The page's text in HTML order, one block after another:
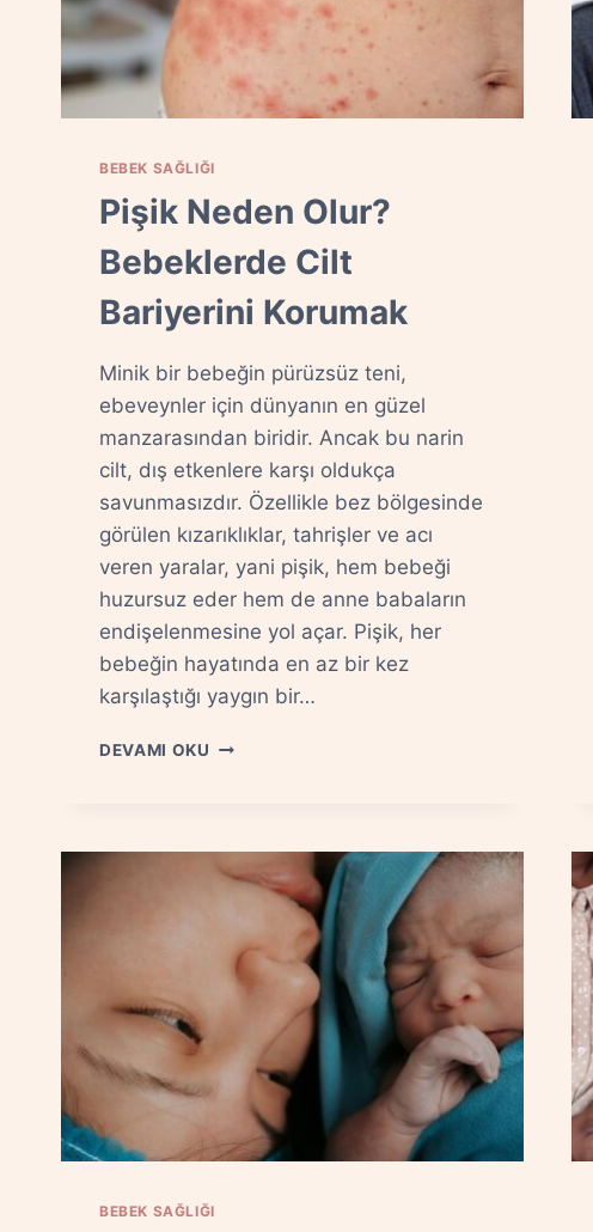
BEBEK SAĞLIĞI
Pişik Neden Olur?
Bebeklerde Cilt
Bariyerini Korumak
Minik bir bebeğin pürüzsüz teni,
ebeveynler için dünyanın en güzel
manzarasından biridir. Ancak bu narin
cilt, dış etkenlere karşı oldukça
savunmasızdır. Özellikle bez bölgesinde
görülen kızarıklıklar, tahrişler ve acı
veren yaralar, yani pişik, hem bebeği
huzursuz eder hem de anne babaların
endişelenmesine yol açar. Pişik, her
bebeğin hayatında en az bir kez
karşılaştığı yaygın bir…
DEVAMI OKU PIŞIK
BARIYERINI
KORUMAK
BEBEK SAĞLIĞI